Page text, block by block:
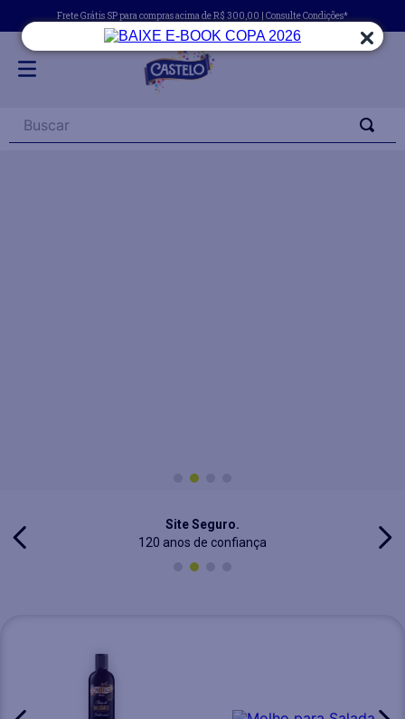
Frete Grátis SP para compras acima de R$ 300,00 | Consulte Condições*
Buscar
Site Seguro.
120 anos de confiança